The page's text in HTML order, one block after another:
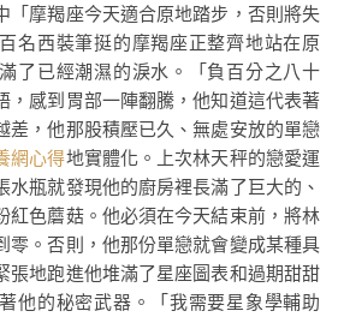
「摩羯座今天適合原地踏步，否則將失
名西裝筆挺的摩羯座正整齊地站在原
了已經潮濕的淚水。「負百分之八十
，感到胃部一陣翻騰，他知道這代表著
差，他那股積壓已久、無處安放的單戀
網心得地實體化。上次林天秤的戀愛運
水瓶就發現他的廚房裡長滿了巨大的、
紅色蘑菇。他必須在今天結束前，將林
零。否則，他那份單戀就會變成某種具
張地跑進他堆滿了星座圖表和過期甜甜
他的秘密武器。「我需要星象學輔助